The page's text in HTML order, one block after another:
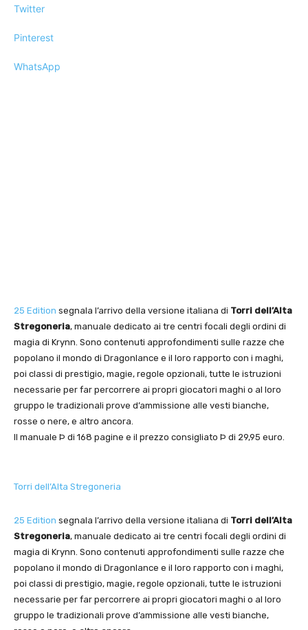
Twitter
Pinterest
WhatsApp
25 Edition segnala l’arrivo della versione italiana di Torri dell’Alta
Stregoneria, manuale dedicato ai tre centri focali degli ordini di
magia di Krynn. Sono contenuti approfondimenti sulle razze che
popolano il mondo di Dragonlance e il loro rapporto con i maghi,
poi classi di prestigio, magie, regole opzionali, tutte le istruzioni
necessarie per far percorrere ai propri giocatori maghi o al loro
gruppo le tradizionali prove d’ammissione alle vesti bianche,
rosse o nere, e altro ancora.
Il manuale Þ di 168 pagine e il prezzo consigliato Þ di 29,95 euro.
Torri dell’Alta Stregoneria
25 Edition segnala l’arrivo della versione italiana di Torri dell’Alta
Stregoneria, manuale dedicato ai tre centri focali degli ordini di
magia di Krynn. Sono contenuti approfondimenti sulle razze che
popolano il mondo di Dragonlance e il loro rapporto con i maghi,
poi classi di prestigio, magie, regole opzionali, tutte le istruzioni
necessarie per far percorrere ai propri giocatori maghi o al loro
gruppo le tradizionali prove d’ammissione alle vesti bianche,